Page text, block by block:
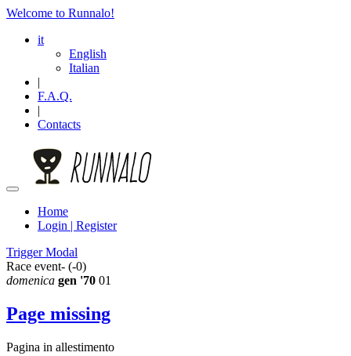
Welcome to Runnalo!
it
English
Italian
|
F.A.Q.
|
Contacts
Home
Login | Register
Trigger Modal
Race event- (-0)
domenica gen '70 01
Page missing
Pagina in allestimento